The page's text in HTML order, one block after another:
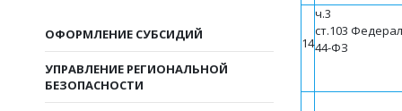
ОФОРМЛЕНИЕ СУБСИДИЙ
УПРАВЛЕНИЕ РЕГИОНАЛЬНОЙ
БЕЗОПАСНОСТИ
14
ч.3
ст.103
44-ФЗ